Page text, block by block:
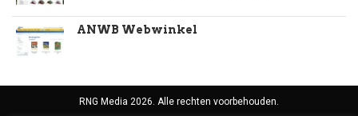
ANWB Webwinkel
RNG Media 2026. Alle rechten voorbehouden.